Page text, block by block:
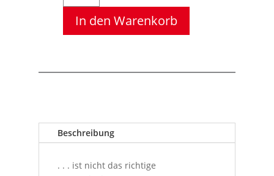
Colop
Printer
S
Eingangsstempel,
x
mm
In den Warenkorb
Beschreibung
. . . ist nicht das richtige